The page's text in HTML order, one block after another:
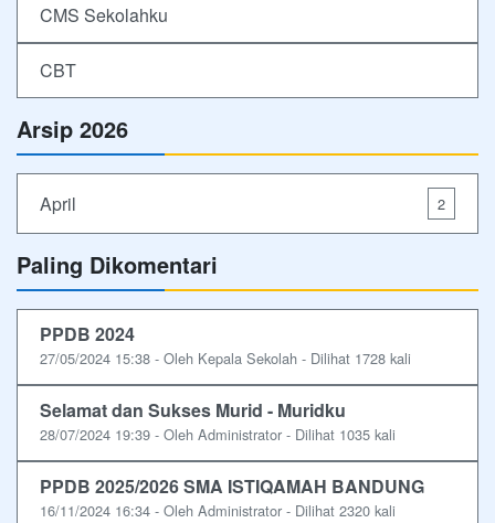
CMS Sekolahku
CBT
Arsip 2026
April 2
Paling Dikomentari
PPDB 2024
27/05/2024 15:38 - Oleh Kepala Sekolah - Dilihat 1728 kali
Selamat dan Sukses Murid - Muridku
28/07/2024 19:39 - Oleh Administrator - Dilihat 1035 kali
PPDB 2025/2026 SMA ISTIQAMAH BANDUNG
16/11/2024 16:34 - Oleh Administrator - Dilihat 2320 kali